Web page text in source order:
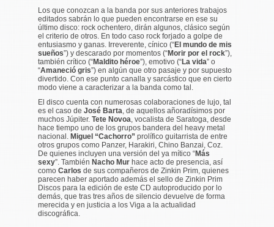
Los que conozcan a la banda por sus anteriores trabajos
editados sabrán lo que pueden encontrarse en ese su
último disco: rock ochentero, dirán algunos, clásico según
el criterio de otros. En todo caso rock forjado a golpe de
entusiasmo y ganas. Irreverente, cínico (“El mundo de mis
sueños”) y descarado por momentos (“Morir por el rock”),
también crítico (“Maldito héroe”), emotivo (“La vida” o
“Amaneció gris”) en algún que otro pasaje y por supuesto
divertido. Con ese punto canalla y sarcástico que en cierto
modo viene a caracterizar a la banda como tal.
El disco cuenta con numerosas colaboraciones de lujo, tal
es el caso de José Barta , de aquellos añoradísimos por
muchos Júpiter. Tete Novoa , vocalista de Saratoga, desde
hace tiempo uno de los grupos bandera del heavy metal
nacional. Miguel “Cachorro” prolífico guitarrista de entre
otros grupos como Panzer, Harakiri, Chino Banzai, Coz.
De quienes incluyen una versión del ya mítico “Más
sexy”. También Nacho Mur hace acto de presencia, así
como Carlos de sus compañeros de Zinkin Prim, quienes
parecen haber aportado además el sello de Zinkin Prim
Discos para la edición de este CD autoproducido por lo
demás, que tras tres años de silencio devuelve de forma
merecida y en justicia a los Viga a la actualidad
discográfica.